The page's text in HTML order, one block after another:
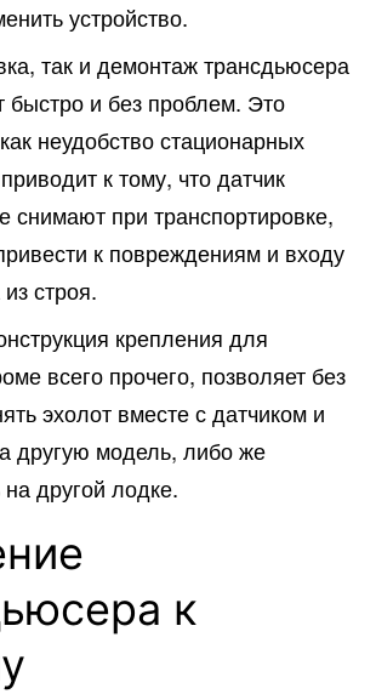
устройство.
так и демонтаж трансдьюсера
быстро и без проблем. Это
неудобство стационарных
к тому, что датчик
снимают при транспортировке,
к повреждениям и входу
строя.
крепления для
всего прочего, позволяет без
эхолот вместе с датчиком и
другую модель, либо же
на другой лодке.
к